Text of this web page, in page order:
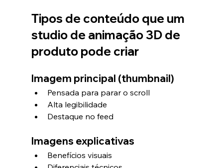
Tipos de conteúdo que um
studio de animação 3D de
produto pode criar
Imagem principal (thumbnail)
Pensada para parar o scroll
Alta legibilidade
Destaque no feed
Imagens explicativas
Benefícios visuais